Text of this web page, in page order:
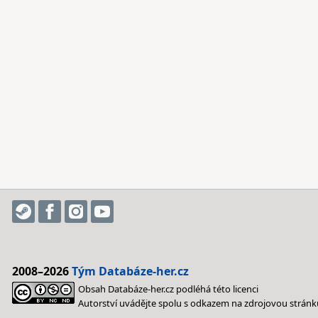
2008–2026Tým Databáze-her.cz
Obsah Databáze-her.cz podléhá této licenci
Autorství uvádějte spolu s odkazem na zdrojovou